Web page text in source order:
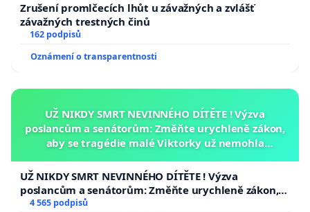
Zrušení promlčecích lhůt u závažných a zvlášť
závažných trestných činů
162 podpisů
Oznámení o transparentnosti
UŽ NIKDY SMRT NEVINNÉHO DÍTĚTE ! Výzva
poslancům a senátorům: Změňte urychleně zákon,
aby se tragédie malé Viktorky už nemohla
UŽ NIKDY SMRT NEVINNÉHO DÍTĚTE ! Výzva
poslancům a senátorům: Změňte urychleně zákon,
aby se tragédie malé Viktorky už nemohla opakovat!
4 565 podpisů